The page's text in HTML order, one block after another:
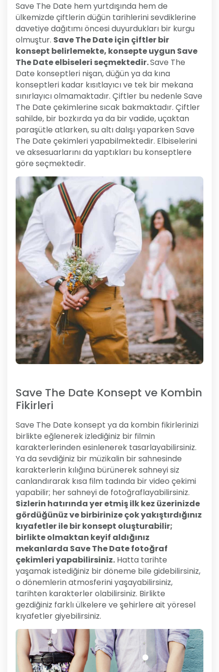
Save The Date hem yurtdışında hem de
ülkemizde çiftlerin düğün tarihlerini sevdiklerine
davetiye dağıtımı öncesi duyurdukları bir kurgu
olmuştur. Save The Date için çiftler bir
konsept belirlemekte, konsepte uygun Save
The Date elbiseleri seçmektedir.Save The
Date konseptleri nişan, düğün ya da kına
konseptleri kadar kısıtlayıcı ve tek bir mekana
sınırlayıcı olmamaktadır. Çiftler bu nedenle Save
The Date çekimlerine sıcak bakmaktadır. Çiftler
sahilde, bir bozkırda ya da bir vadide, uçaktan
paraşütle atlarken, su altı dalışı yaparken Save
The Date çekimleri yapabilmektedir. Elbiselerini
ve aksesuarlarını da yaptıkları bu konseptlere
göre seçmektedir.
Save The Date Konsept ve Kombin
Fikirleri
Save The Date konsept ya da kombin fikirlerinizi
birlikte eğlenerek izlediğiniz bir filmin
karakterlerinden esinlenerek tasarlayabilirsiniz.
Ya da sevdiğiniz bir müzikalin bir sahnesinde
karakterlerin kılığına bürünerek sahneyi siz
canlandırarak kısa film tadında bir video çekimi
yapabilir; her sahneyi de fotoğraflayabilirsiniz.
Sizlerin hatırında yer etmiş ilk kez üzerinizde
gördüğünüz ve birbirinize çok yakıştırdığınız
kıyafetler ile bir konsept oluşturabilir;
birlikte olmaktan keyif aldığınız
mekanlarda Save The Date fotoğraf
çekimleri yapabilirsiniz. Hatta tarihte
yaşamak istediğiniz bir döneme bile gidebilirsiniz,
o dönemlerin atmosferini yaşayabilirsiniz,
tarihten karakterler olabilirsiniz. Birlikte
gezdiğiniz farklı ülkelere ve şehirlere ait yöresel
kıyafetler giyebilirsiniz.